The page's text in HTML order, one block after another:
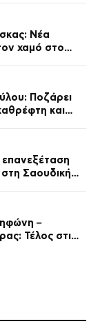
Νέα
χαμό στο
Ποζάρει
και
Σαουδική
–
Τέλος στις